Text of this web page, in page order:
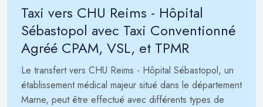
Taxi vers CHU Reims - Hôpital
Sébastopol avec Taxi Conventionné
Agréé CPAM, VSL, et TPMR
Le transfert vers CHU Reims - Hôpital Sébastopol, un
établissement médical majeur situé dans le département
Marne, peut être effectué avec différents types de